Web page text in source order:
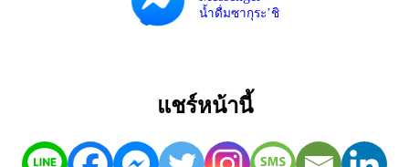
น้ำดื่มซากุระ’ชิ
แชร์หน้านี้